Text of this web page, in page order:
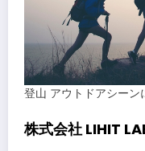
登山 アウトドアシーン
株式会社 LIHIT